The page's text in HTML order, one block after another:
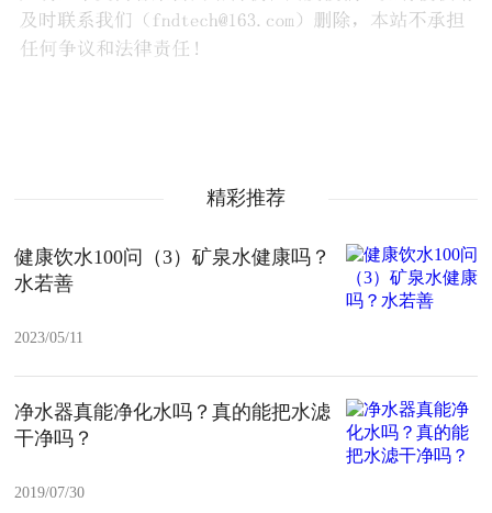
精彩推荐
健康饮水100问（3）矿泉水健康吗？
水若善
2023/05/11
净水器真能净化水吗？真的能把水滤
干净吗？
2019/07/30